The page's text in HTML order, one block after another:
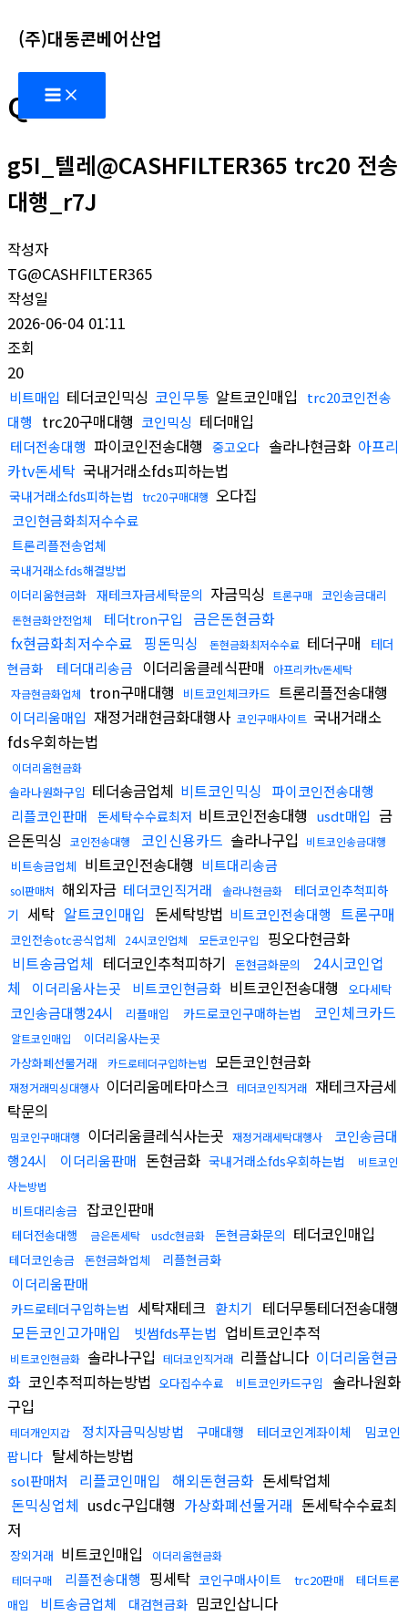
텐
츠
로
건
뛰
기
(주)대동콘베어산업
Main
Menu
Q&A
g5I_텔레@CASHFILTER365 trc20 전송
대행_r7J
작성자
TG@CASHFILTER365
작성일
2026-06-04 01:11
조회
20
비트매입 테더코인믹싱 코인무통 알트코인매입
trc20코인전송
대행
trc20구매대행 코인믹싱 테더매입
테더전송대행 파이코인전송대행 중고오다 솔라나현금화 아프리
카tv돈세탁 국내거래소fds피하는법
국내거래소fds피하는법 trc20구매대행 오다집
코인현금화최저수수료
트론리플전송업체
국내거래소fds해결방법
이더리움현금화 재테크자금세탁문의 자금믹싱 트론구매 코인송금대리
돈현금화안전업체 테더tron구입
금은돈현금화
fx현금화최저수수료 핑돈믹싱 돈현금화최저수수료 테더구매
테더
현금화
테더대리송금 이더리움클레식판매
아프리카tv돈세탁
자금현금화업체
tron구매대행 비트코인체크카드 트론리플전송대행
이더리움매입 재정거래현금화대행사 코인구매사이트 국내거래소
fds우회하는법
이더리움현금화
솔라나원화구입 테더송금업체 비트코인믹싱
파이코인전송대행
리플코인판매 돈세탁수수료최저 비트코인전송대행 usdt매입 금
은돈믹싱
코인전송대행 코인신용카드 솔라나구입 비트코인송금대행
비트송금업체 비트코인전송대행 비트대리송금
sol판매처 해외자금 테더코인직거래 솔라나현금화
테더코인추척피하
기 세탁 알트코인매입 돈세탁방법 비트코인전송대행 트론구매
코인전송otc공식업체 24시코인업체 모든코인구입
핑오다현금화
비트송금업체 테더코인추척피하기 돈현금화문의
24시코인업
체
이더리움사는곳 비트코인현금화 비트코인전송대행 오다세탁
코인송금대행24시 리플매입 카드로코인구매하는법 코인체크카드
알트코인매입
이더리움사는곳
가상화폐선물거래
카드로테더구입하는법 모든코인현금화
재정거래믹싱대행사 이더리움메타마스크 테더코인직거래 재테크자금세
탁문의
밈코인구매대행 이더리움클레식사는곳 재정거래세탁대행사
코인송금대
행24시
이더리움판매 돈현금화 국내거래소fds우회하는법
비트코인
사는방법
비트대리송금 잡코인판매
테더전송대행 금은돈세탁 usdc현금화 돈현금화문의 테더코인매입
테더코인송금 돈현금화업체 리플현금화
이더리움판매
카드로테더구입하는법 세탁재테크 환치기
테더무통테더전송대행
모든코인고가매입
빗썸fds푸는법 업비트코인추적
비트코인현금화 솔라나구입 테더코인직거래 리플삽니다 이더리움현금
화 코인추적피하는방법 오다집수수료 비트코인카드구입
솔라나원화
구입
테더개인지갑 정치자금믹싱방법 구매대행 테더코인계좌이체
밈코인
팝니다 탈세하는방법
sol판매처 리플코인매입 해외돈현금화 돈세탁업체
돈믹싱업체 usdc구입대행 가상화폐선물거래 돈세탁수수료최
저
장외거래 비트코인매입
이더리움현금화
테더구매
리플전송대행 핑세탁 코인구매사이트 trc20판매
테더트론
매입
비트송금업체 대검현금화 밈코인삽니다